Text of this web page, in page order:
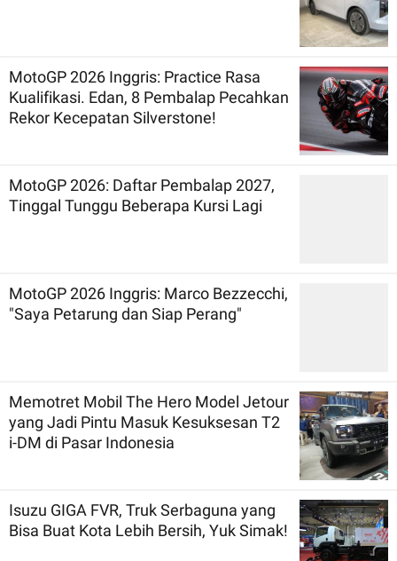
MotoGP 2026 Inggris: Practice Rasa
Kualifikasi. Edan, 8 Pembalap Pecahkan
Rekor Kecepatan Silverstone!
MotoGP 2026: Daftar Pembalap 2027,
Tinggal Tunggu Beberapa Kursi Lagi
MotoGP 2026 Inggris: Marco Bezzecchi,
"Saya Petarung dan Siap Perang"
Memotret Mobil The Hero Model Jetour
yang Jadi Pintu Masuk Kesuksesan T2
i-DM di Pasar Indonesia
Isuzu GIGA FVR, Truk Serbaguna yang
Bisa Buat Kota Lebih Bersih, Yuk Simak!